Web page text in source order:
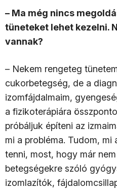
– Ma még nincs
tüneteket lehet kezelni.
vannak?
– Nekem rengeteg
cukorbetegség, de a
izomfájdalmaim,
a fizikoterápiára
próbáljuk építeni az
mi a probléma. Tudom,
tenni, most, hogy már
betegségekre szóló
izomlazítók,